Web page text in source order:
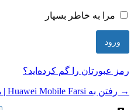
مرا به خاطر بسپار
رمز عبورتان را گم کرده‌اید؟
→ رفتن به Huawei Mobile Farsi | هوآوی موبایل فارسی